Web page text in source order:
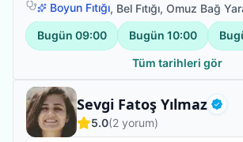
olmaktan cok memnunum. Sadece
kaldı ancak bacağım ve kolum işler
kendisine
Boyun Fıtığı, Bel Fıtığı, Omuz Bağ
Bugün 09:00 Bugün 10:00
Tüm tarihleri gör
Sevgi Fatoş Yılmaz
Fizyoterapist
5.0(2 yorum)